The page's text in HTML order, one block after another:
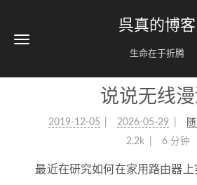
呉真的博客
生命在于折腾
说说无线
2019-12-05 2026-05-29
2.2k
6 分钟
最近在研究如何在家用路由器上